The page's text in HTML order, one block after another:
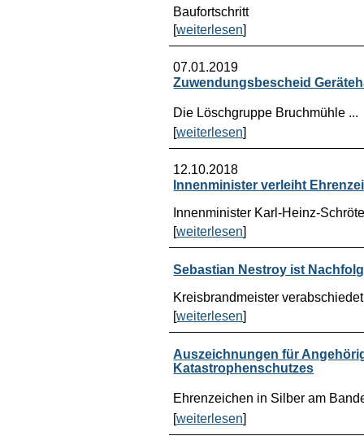
Baufortschritt
[weiterlesen]
07.01.2019
Zuwendungsbescheid
Die Löschgruppe Bruchmühle ...
[weiterlesen]
12.10.2018
Innenminister verleiht
Innenminister Karl-Heinz-
[weiterlesen]
Sebastian Nestroy ist
Kreisbrandmeister
[weiterlesen]
Auszeichnungen für
Katastrophenschutzes
Ehrenzeichen in Silber am
[weiterlesen]